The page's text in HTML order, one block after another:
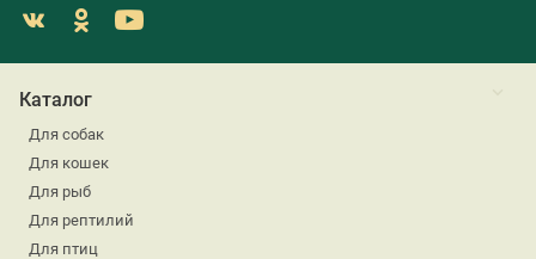
Каталог
Для собак
Для кошек
Для рыб
Для рептилий
Для птиц